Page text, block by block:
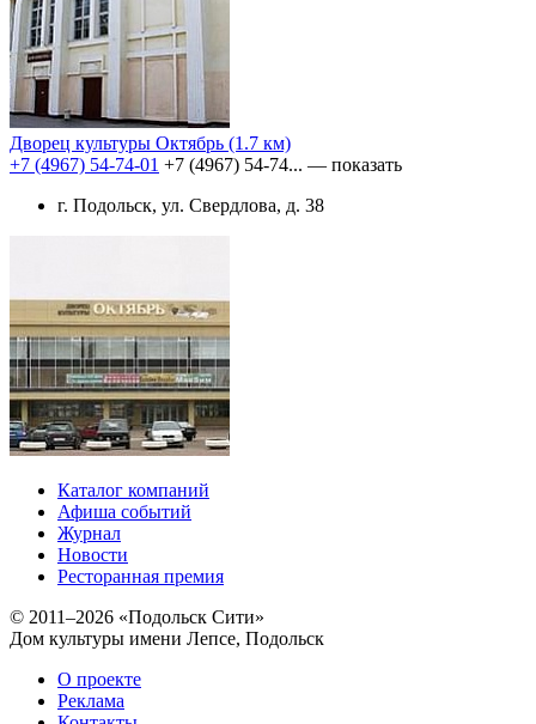
Дворец культуры Октябрь (1.7 км)
+7 (4967) 54-74-01 +7 (4967) 54-74... — показать
г. Подольск, ул. Свердлова, д. 38
Каталог компаний
Афиша событий
Журнал
Новости
Ресторанная премия
© 2011–2026 «Подольск Сити»
Дом культуры имени Лепсе, Подольск
О проекте
Реклама